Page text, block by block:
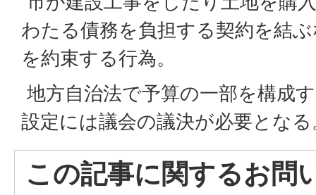
わたる債務を負担する契約を結
を約束する行為。
地方自治法で予算の一部を構成
設定には議会の議決が必要となる
この記事に関するお問